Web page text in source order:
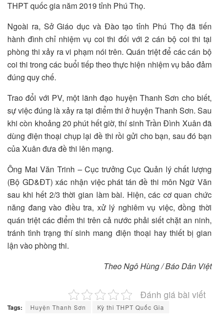
THPT quốc gia năm 2019 tỉnh Phú Thọ.
Ngoài ra, Sở Giáo dục và Đào tạo tỉnh Phú Thọ đã tiến
hành đình chỉ nhiệm vụ coi thi đối với 2 cán bộ coi thi tại
phòng thi xảy ra vi phạm nói trên. Quán triệt để các cán bộ
coi thi trong các buổi tiếp theo thực hiện nhiệm vụ bảo đảm
đúng quy chế.
Trao đổi với PV, một lãnh đạo huyện Thanh Sơn cho biết,
sự việc đúng là xảy ra tại điểm thi ở huyện Thanh Sơn. Sau
khi còn khoảng 20 phút hết giờ, thí sinh Trần Đình Xuân đã
dùng điện thoại chụp lại đề thi rồi gửi cho bạn, sau đó bạn
của Xuân đưa đề thi lên mạng.
Ông Mai Văn Trinh – Cục trưởng Cục Quản lý chất lượng
(Bộ GD&ĐT) xác nhận việc phát tán đề thi môn Ngữ Văn
sau khi hết 2/3 thời gian làm bài. Hiện, các cơ quan chức
năng đang vào điều tra, xử lý nghiêm vụ việc, đồng thời
quán triệt các điểm thi trên cả nước phải siết chặt an ninh,
tránh tình trạng thí sinh mang điện thoại hay thiết bị gian
lận vào phòng thi.
Theo Ngô Hùng / Báo Dân Việt
Đánh giá bài viết
Tags: Huyện Thanh Sơn Kỳ thi THPT Quốc Gia